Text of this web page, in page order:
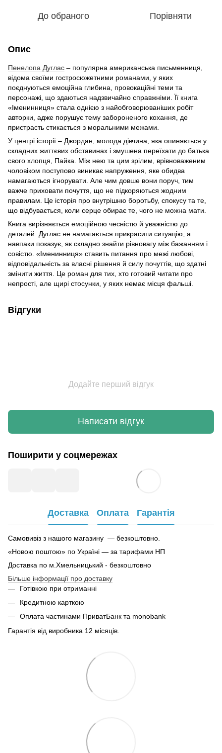
До обраного Порівняти
Опис
Пенелопа Дуглас – популярна американська письменниця,
відома своїми гостросюжетними романами, у яких
поєднуються емоційна глибина, провокаційні теми та
персонажі, що здаються надзвичайно справжніми. Її книга
«Іменинниця» стала однією з найобговорюваніших робіт
авторки, адже порушує тему забороненого кохання, де
пристрасть стикається з моральними межами.
У центрі історії – Джордан, молода дівчина, яка опиняється у
складних життєвих обставинах і змушена переїхати до батька
свого хлопця, Пайка. Між нею та цим зрілим, врівноваженим
чоловіком поступово виникає напруження, яке обидва
намагаються ігнорувати. Але чим довше вони поруч, тим
важче приховати почуття, що не підкоряються жодним
правилам. Це історія про внутрішню боротьбу, спокусу та те,
що відбувається, коли серце обирає те, чого не можна мати.
Книга вирізняється емоційною чесністю й уважністю до
деталей. Дуглас не намагається прикрасити ситуацію, а
навпаки показує, як складно знайти рівновагу між бажанням і
совістю. «Іменинниця» ставить питання про межі любові,
відповідальність за власні рішення й силу почуттів, що здатні
змінити життя. Це роман для тих, хто готовий читати про
непрості, але щирі стосунки, у яких немає місця фальші.
Відгуки
Додайте перший відгук
Написати відгук
Поширити у соцмережах
Доставка Оплата Гарантія
Самовивіз з нашого магазину — безкоштовно.
«Новою поштою» по Україні — за тарифами НП
Доставка по м.Хмельницький - безкоштовно
Більше інформації про доставку
Готівкою при отриманні
Кредитною карткою
Оплата частинами ПриватБанк та monobank
Гарантія від виробника 12 місяців.